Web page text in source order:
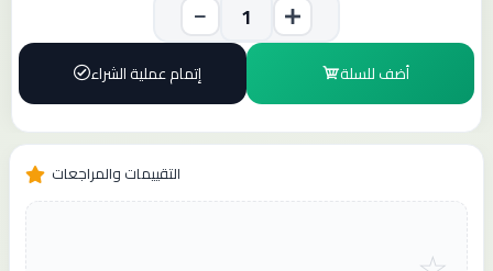
أضف للسلة إتمام عملية الشراء
التقييمات والمراجعات